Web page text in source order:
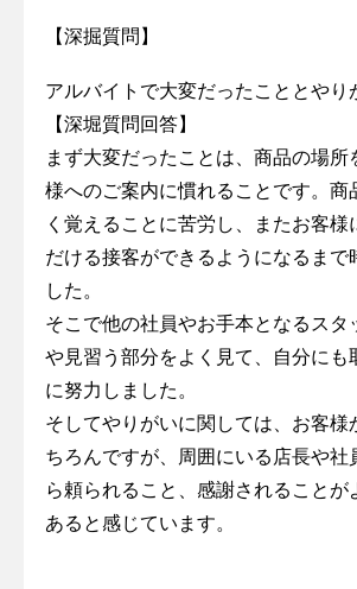
【深掘質問】
アルバイトで大変だったこととやり
【深堀質問回答】
まず大変だったことは、商品の場所
様へのご案内に慣れることです。商
く覚えることに苦労し、またお客様
だける接客ができるようになるまで
した。
そこで他の社員やお手本となるスタ
や見習う部分をよく見て、自分にも
に努力しました。
そしてやりがいに関しては、お客様
ちろんですが、周囲にいる店長や社
ら頼られること、感謝されることが
あると感じています。